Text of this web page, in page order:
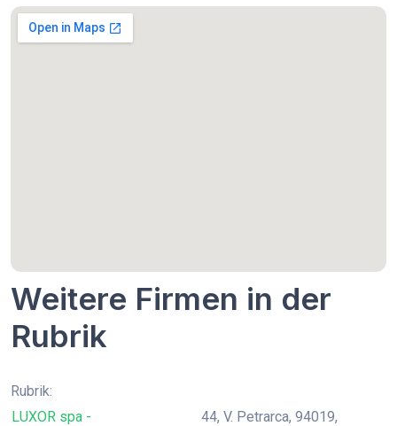
Weitere Firmen in der
Rubrik
Rubrik:
LUXOR spa -
44, V. Petrarca, 94019,